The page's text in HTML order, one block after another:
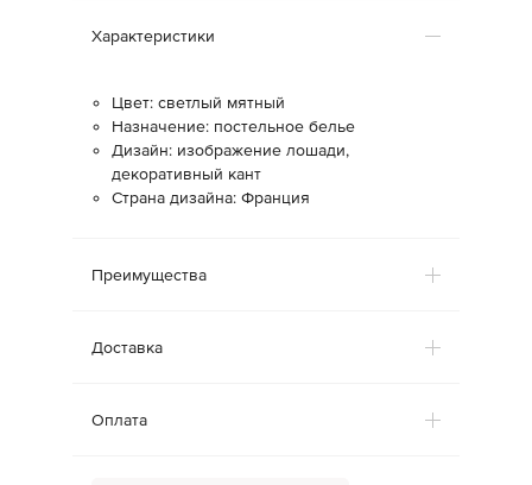
Характеристики
Цвет: светлый мятный
Назначение: постельное белье
Дизайн: изображение лошади,
декоративный кант
Страна дизайна: Франция
Преимущества
Доставка
Оплата